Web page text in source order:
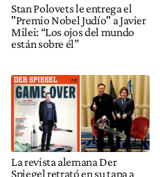
Stan Polovets le entrega el
"Premio Nobel Judío" a Javier
Milei: “Los ojos del mundo
están sobre él”
La revista alemana Der
Spiegel retrató en su tapa a